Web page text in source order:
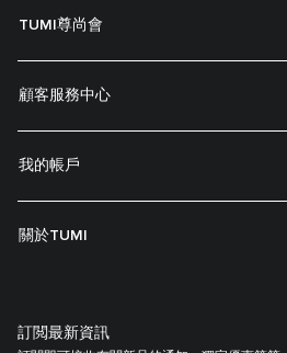
TUMI尊尚會
顧客服務中心
我的帳戶
關於TUMI
訂閲最新資訊